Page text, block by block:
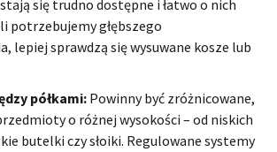
się trudno dostępne i łatwo o nich
potrzebujemy głębszego
lepiej sprawdzą się wysuwane kosze lub
półkami:Powinny być zróżnicowane,
o różnej wysokości – od niskich
butelki czy słoiki. Regulowane systemy